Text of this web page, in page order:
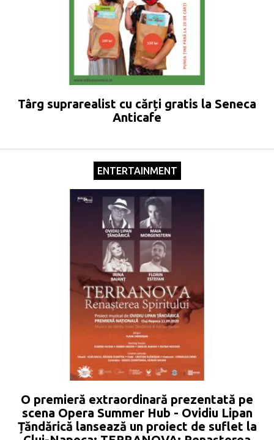
Târg suprarealist cu cărți gratis la Seneca
Anticafe
ENTERTAINMENT
O premieră extraordinară prezentată pe
scena Opera Summer Hub - Ovidiu Lipan
Țăndărică lansează un proiect de suflet la